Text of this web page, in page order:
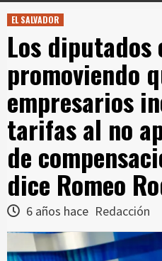
EL SALVADOR
Los diputados
promoviendo
empresarios
tarifas al no
de
dice Romeo
6 años hace Redacción